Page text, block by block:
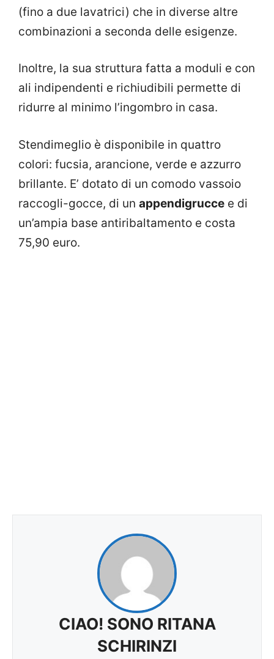
(fino a due lavatrici) che in diverse altre
combinazioni a seconda delle esigenze.
Inoltre, la sua struttura fatta a moduli e con
ali indipendenti e richiudibili permette di
ridurre al minimo l’ingombro in casa.
Stendimeglio è disponibile in quattro
colori: fucsia, arancione, verde e azzurro
brillante. E’ dotato di un comodo vassoio
raccogli-gocce, di un appendigrucce e di
un’ampia base antiribaltamento e costa
75,90 euro.
CIAO! SONO RITANA
SCHIRINZI